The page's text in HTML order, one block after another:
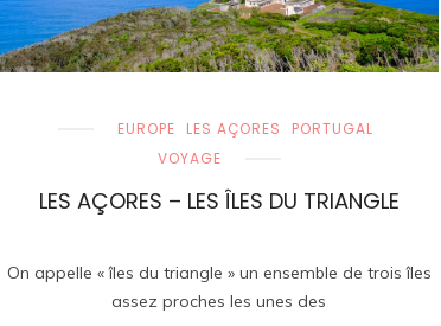
EUROPE LES AÇORES
PORTUGAL
VOYAGE
LES AÇORES – LES ÎLES DU TRIANGLE
On appelle « îles du triangle » un ensemble de trois îles
assez proches les unes des